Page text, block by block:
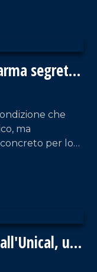
segreta
che
ma
per lo
Ne abbiamo
un